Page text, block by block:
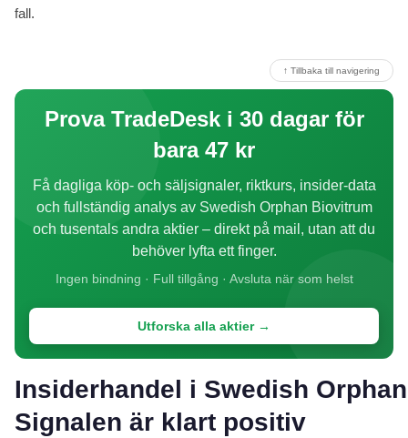
fall.
↑ Tillbaka till navigering
Prova TradeDesk i 30 dagar för
bara 47 kr
Få dagliga köp- och säljsignaler, riktkurs, insider-data
och fullständig analys av Swedish Orphan Biovitrum
och tusentals andra aktier – direkt på mail, utan att du
behöver lyfta ett finger.
Ingen bindning · Full tillgång · Avsluta när som helst
Utforska alla aktier →
Insiderhandel i Swedish
Signalen är klart positiv